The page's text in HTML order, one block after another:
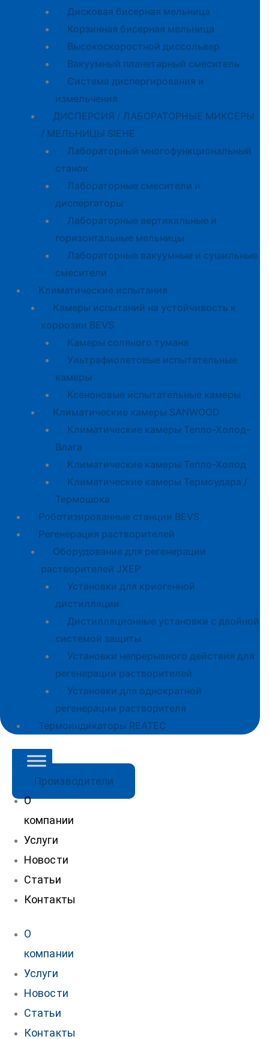
Дисковая бисерная мельница
Корзинная бисерная мельница
Высокоскоростной диссольвер
Вакуумный планетарный смеситель
Система диспергирования и
измельчения
ДИСПЕРСИЯ / ЛАБОРАТОРНЫЕ МИКСЕРЫ
/ МЕЛЬНИЦЫ SIEHE
Лабораторный многофункциональный
станок
Лабораторные смесители и
диспергаторы
Лабораторные вертикальные и
горизонтальные мельницы
Лабораторные вакуумные и сушильные
смесители
Климатические испытания
Камеры испытаний на устойчивость к
коррозии BEVS
Камеры соляного тумана
Ультрафиолетовые испытательные
камеры
Ксеноновые испытательные камеры
Климатические камеры SANWOOD
Климатические камеры Тепло-Холод-
Влага
Климатические камеры Тепло-Холод
Климатические камеры Термоудара /
Термошока
Роботизированные станции BEVS
Регенерация растворителей
Оборудование для регенерации
растворителей JXEP
Установки для криогенной
дистилляции
Дистилляционные установки с двойной
системой защиты
Установки непрерывного действия для
регенерации растворителей
Установки для однократной
регенерации растворителя
Термоиндикаторы REATEC
Производители
О
компании
Услуги
Новости
Статьи
Контакты
О
компании
Услуги
Новости
Статьи
Контакты